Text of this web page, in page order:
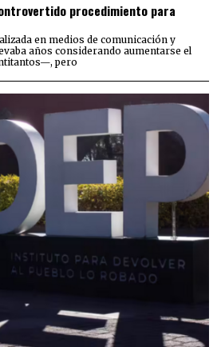
procedimiento para
en medios de comunicación y
años considerando aumentarse el
pero